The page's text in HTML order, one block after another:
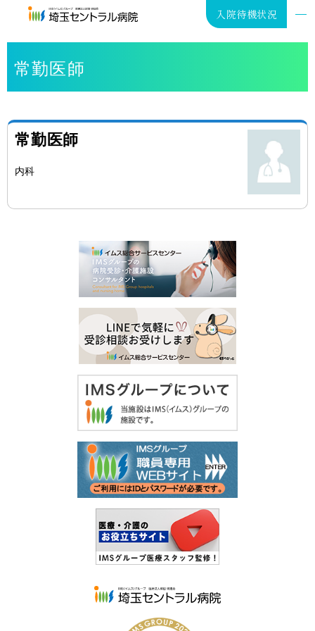
入院待機状況
病院案内
採用情報
アクセス
常勤医師
常勤医師
内科